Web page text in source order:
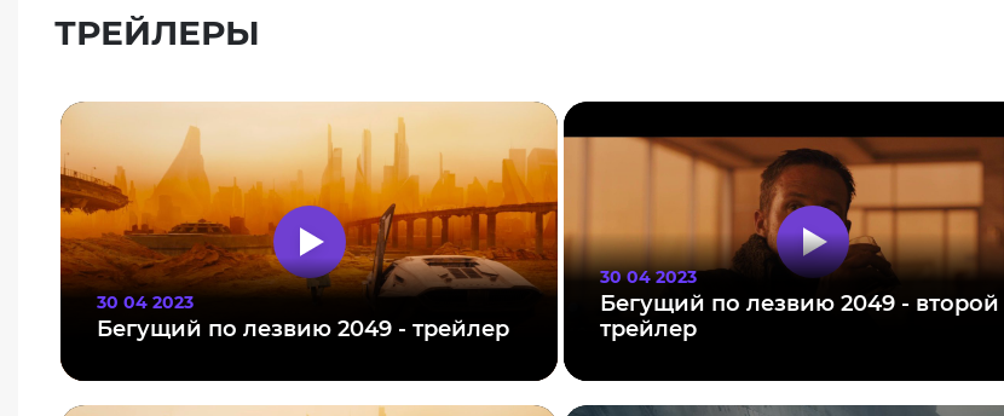
ТРЕЙЛЕРЫ
30 04 2023
Бегущий по лезвию 2049 - трейлер
30 04 2023
Бегущий по лезвию 2049 - второй
трейлер